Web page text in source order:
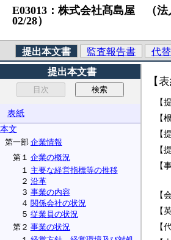
E03013：株式会社髙島屋 （法
02/28）
提出本文書 監査報告書
代
提出本文書